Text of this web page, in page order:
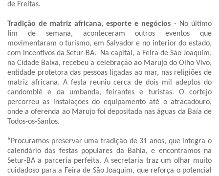
de Freitas.
Tradição de matriz africana, esporte e negócios - No último
fim de semana, aconteceram outros eventos que
movimentaram o turismo, em Salvador e no interior do estado,
com incentivos da Setur-BA. Na capital, a Feira de São Joaquim,
na Cidade Baixa, recebeu a celebração ao Marujo do Olho Vivo,
entidade protetora das pessoas ligadas ao mar, nas religiões de
matriz africana. A festa reuniu cerca de dois mil adeptos do
candomblé e da umbanda, feirantes e turistas. O cortejo
percorreu as instalações do equipamento até o atracadouro,
onde a oferenda ao Marujo foi depositada nas águas da Baía de
Todos-os-Santos.
“Procuramos preservar uma tradição de 31 anos, que integra o
calendário das festas populares da Bahia, e encontramos na
Setur-BA a parceria perfeita. A secretaria traz um olhar muito
cuidadoso para a Feira de São Joaquim, que reforça o potencial